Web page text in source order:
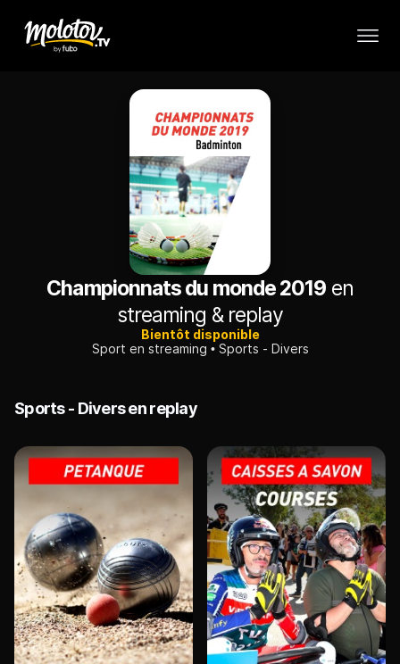
Championnats du monde 2019 en
streaming & replay
Bientôt disponible
Sport en streaming
Sports - Divers
Sports - Divers en replay